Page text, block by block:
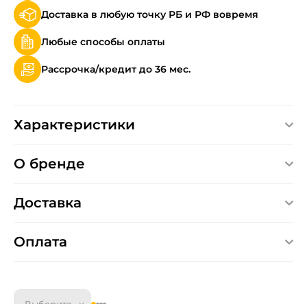
Доставка в любую точку РБ и РФ вовремя
Любые способы оплаты
Рассрочка/кредит до 36 мес.
Характеристики
О бренде
Доставка
Оплата